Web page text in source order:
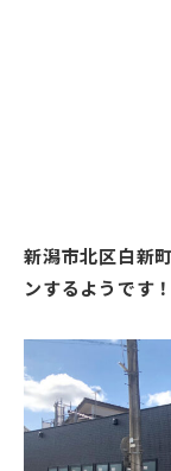
新潟市北区白新
ンするようです！